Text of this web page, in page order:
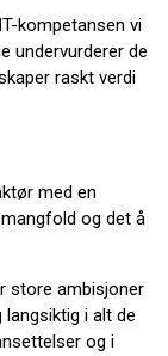
kompetansen vi
undervurderer de
raskt verdi
med en
og det å
store ambisjoner
i alt de
og i